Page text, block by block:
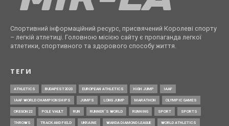
Спортивний інформаційний ресурс, присвячений Королеві спорту
– легкій атлетиці. Головною місією сайту є пропаганда легкої
атлетики, спортивного та здорового способу життя.
ТЕГИ
ATHLETICS BUDAPEST2023 EUROPEAN ATHLETICS HIGH JUMP IAAF
IAAF WORLD CHAMPIONSHIPS JUMPS LONG JUMP MARATHON OLYMPIC GAMES
OREGON22 POLE VAULT RUN RUNNER’S WORLD RUNNING SPORT SPORTS
THROWS TRACK AND FIELD UKRAINE WANDA DIAMOND LEAGUE WORLD ATHLETICS